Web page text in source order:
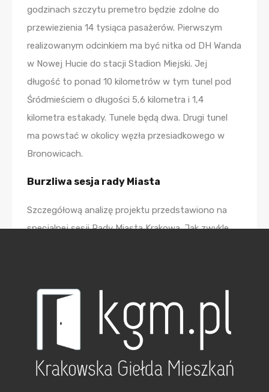
godzinach szczytu premetro będzie zdolne do
przewiezienia 14 tysiąca pasażerów. Pierwszym
realizowanym odcinkiem ma być nitka od DH Wanda
w Nowej Hucie do stacji Stadion Miejski. Jej
długość to ponad 10 kilometrów w tym tunel pod
Śródmieściem o długości 5,6 kilometra i 1,4
kilometra estakady. Tunele będą dwa. Drugi tunel
ma powstać w okolicy węzła przesiadkowego w
Bronowicach.
Burzliwa sesja rady Miasta
Szczegółową analizę projektu przedstawiono na
specjalnej sesji Rady Miasta Krakowa. Jak zwykle
niższy niż klasycznego metra i zamknie się kwotą
około 6 miliardów złotych. Duży niższy jest także
koszt zakupu i utrzymania taboru tramwajowego w
porównaniu z tym, które konieczne jest do obsługi
metra. Przeciwnicy podnosili wyższą efektywność